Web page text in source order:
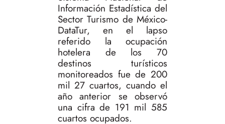
Información Estadística del
Sector Turismo de México-
DataTur, en el lapso
referido la ocupación
hotelera de los 70
destinos turísticos
monitoreados fue de 200
mil 27 cuartos, cuando el
año anterior se observó
una cifra de 191 mil 585
cuartos ocupados.